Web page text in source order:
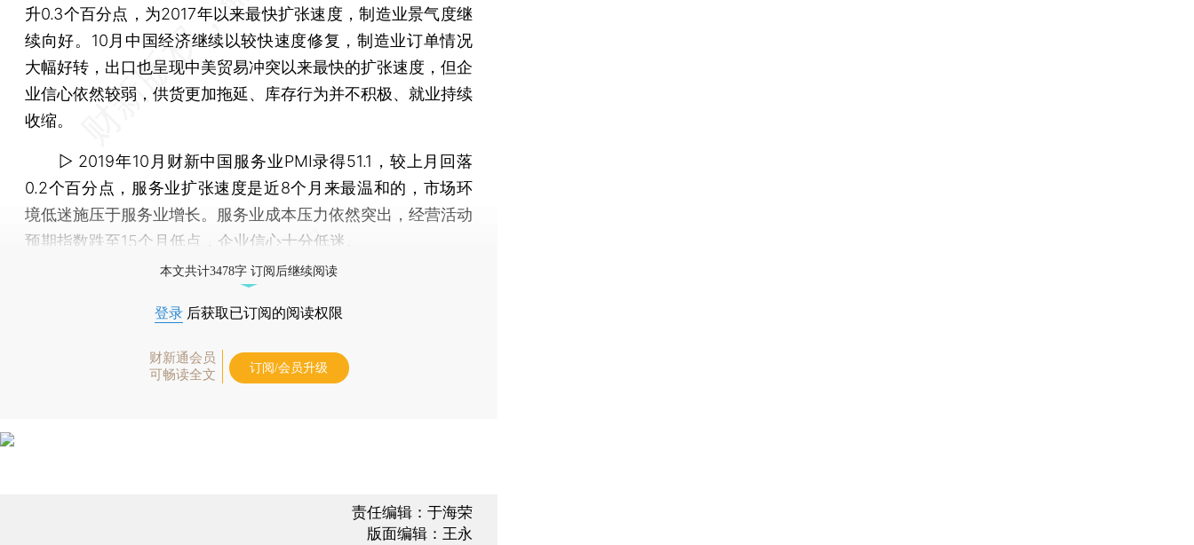
升0.3个百分点，为2017年以来最快扩张速度，制造业景气度继
续向好。10月中国经济继续以较快速度修复，制造业订单情况
大幅好转，出口也呈现中美贸易冲突以来最快的扩张速度，但企
业信心依然较弱，供货更加拖延、库存行为并不积极、就业持续
收缩。
▷ 2019年10月财新中国服务业PMI录得51.1，较上月回落
0.2个百分点，服务业扩张速度是近8个月来最温和的，市场环
境低迷施压于服务业增长。服务业成本压力依然突出，经营活动
预期指数跌至15个月低点，企业信心十分低迷。
本文共计3478字 订阅后继续阅读
登录 后获取已订阅的阅读权限
财新通会员
可畅读全文
订阅/会员升级
责任编辑：于海荣
版面编辑：王永